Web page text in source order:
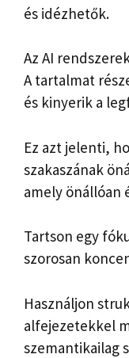
és idézhetők.
Az AI
A tartalmat
és kinyerik a
Ez azt jelenti,
szakaszának
amely önállóan
Tartson egy
szorosan
Használjon
alfejezetekkel
szemantikailag